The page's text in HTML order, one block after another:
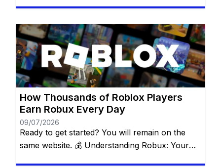
premium experiences. The secret isn’t always
spending money—many players earn Robux by
using legitimate opportunities available within
the Roblox ecosystem. Forget about suspicious
websites and fake […]
How Thousands of Roblox Players
Earn Robux Every Day
09/07/2026
Ready to get started? You will remain on the
same website. 💰 Understanding Robux: Your